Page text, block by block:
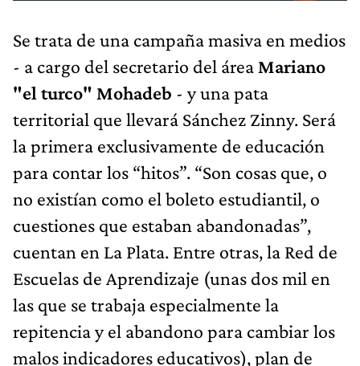
Se trata de una campaña masiva en medios
- a cargo del secretario del área Mariano
"el turco" Mohadeb - y una pata
territorial que llevará Sánchez Zinny. Será
la primera exclusivamente de educación
para contar los “hitos”. “Son cosas que, o
no existían como el boleto estudiantil, o
cuestiones que estaban abandonadas”,
cuentan en La Plata. Entre otras, la Red de
Escuelas de Aprendizaje (unas dos mil en
las que se trabaja especialmente la
repitencia y el abandono para cambiar los
malos indicadores educativos), plan de